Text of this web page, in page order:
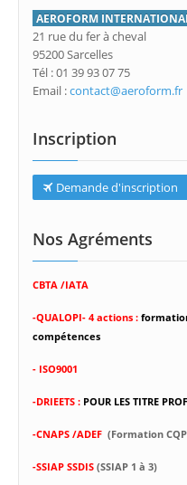
AEROFORM
21 rue du fer à cheval
95200 Sarcelles
Tél : 01 39 93 07 75
Email :contact@aeroform.fr
Inscription
Demande d'inscription
Nos Agréments
CBTA /IATA
-QUALOPI- 4 actions :
compétences
- ISO9001
-DRIEETS : POUR LES TITRE
-CNAPS /ADEF (Formation
-SSIAP SSDIS (SSIAP 1 à 3)